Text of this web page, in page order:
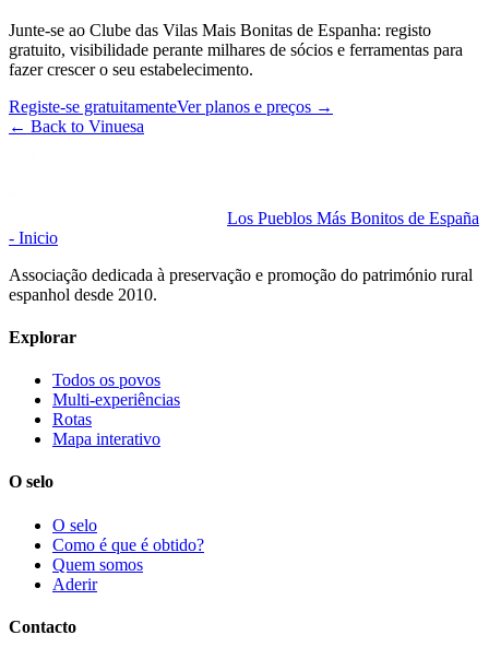
Junte-se ao Clube das Vilas Mais Bonitas de Espanha: registo
gratuito, visibilidade perante milhares de sócios e ferramentas para
fazer crescer o seu estabelecimento.
Registe-se gratuitamenteVer planos e preços →
← Back to Vinuesa
Los Pueblos Más Bonitos de España
- Inicio
Associação dedicada à preservação e promoção do património rural
espanhol desde 2010.
Explorar
Todos os povos
Multi-experiências
Rotas
Mapa interativo
O selo
O selo
Como é que é obtido?
Quem somos
Aderir
Contacto